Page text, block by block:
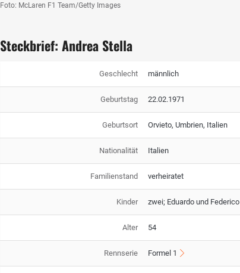
Foto: McLaren F1 Team/Getty Images
Steckbrief: Andrea Stella
Geschlecht männlich
Geburtstag 22.02.1971
Geburtsort Orvieto, Umbrien, Italien
Nationalität Italien
Familienstand verheiratet
Kinder zwei; Eduardo und Federico
Alter 54
Rennserie Formel 1